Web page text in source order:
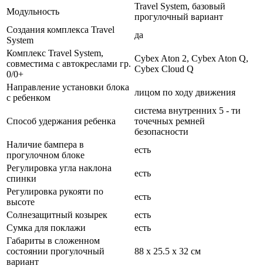
Модульность
Travel System, базовый
прогулочный вариант
Создания комплекса Travel
System
да
Комплекс Travel System,
совместима с автокреслами гр.
0/0+
Cybex Aton 2, Cybex Aton Q,
Cybex Cloud Q
Направление установки блока
с ребенком
лицом по ходу движения
Способ удержания ребенка
система внутренних 5 - ти
точечных ремней
безопасности
Наличие бампера в
прогулочном блоке
есть
Регулировка угла наклона
спинки
есть
Регулировка рукояти по
высоте
есть
Солнезащитный козырек
есть
Сумка для поклажи
есть
Габариты в сложенном
состоянии прогулочный
вариант
88 х 25.5 х 32 см